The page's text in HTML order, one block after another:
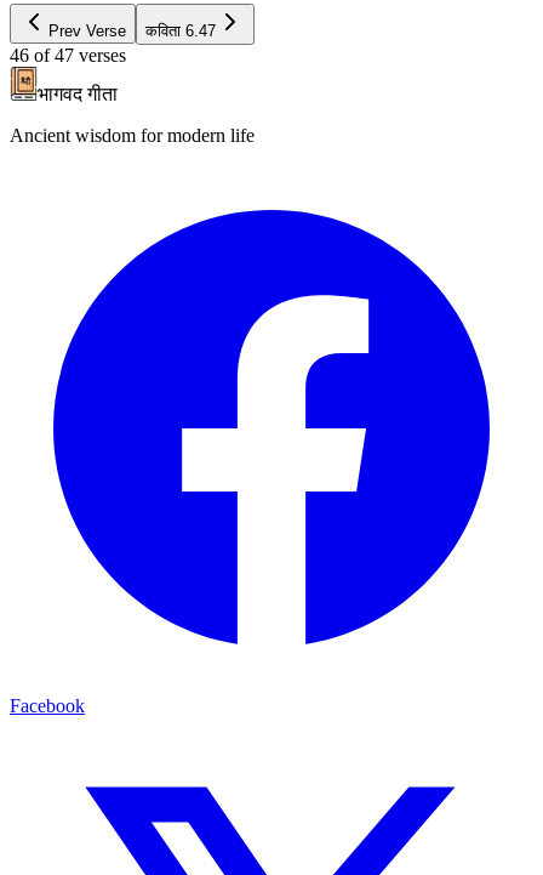
Prev Verse कविता 6.47
46 of 47 verses
भागवद गीता
Ancient wisdom for modern life
Facebook